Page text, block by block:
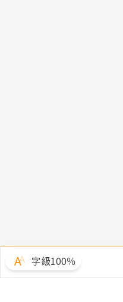
字級100％